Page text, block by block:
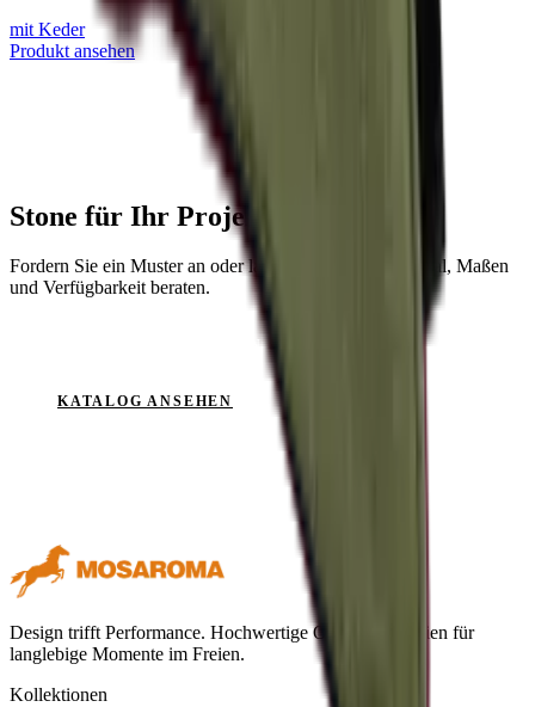
mit Keder
Produkt ansehen
Stone für Ihr Projekt?
Fordern Sie ein Muster an oder lassen Sie sich zu Material, Maßen
und Verfügbarkeit beraten.
KONTAKT AUFNEHMEN
KATALOG ANSEHEN
Design trifft Performance. Hochwertige Outdoor-Textilien für
langlebige Momente im Freien.
Kollektionen